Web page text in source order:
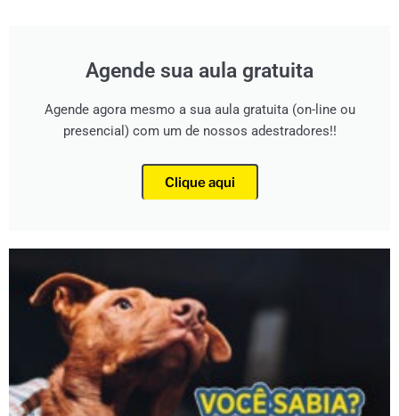
Agende sua aula gratuita
Agende agora mesmo a sua aula gratuita (on-line ou
presencial) com um de nossos adestradores!!
Clique aqui